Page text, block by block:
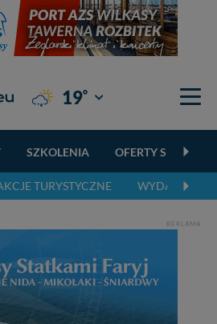
19° Giżycko
SZKOLENIA OFERTY
TURYSTYCZNE WYDARZENIA
REKLAMA